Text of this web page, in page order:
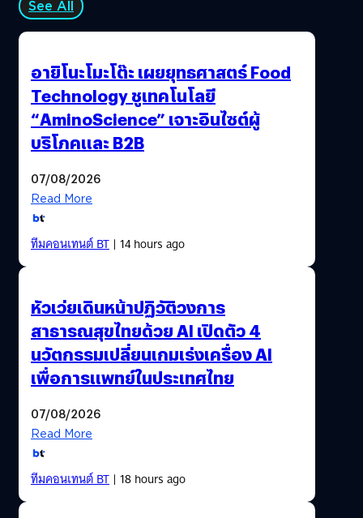
See All
อายิโนะโมะโต๊ะ เผยยุทธศาสตร์ Food
Technology ชูเทคโนโลยี
“AminoScience” เจาะอินไซต์ผู้
บริโภคและ B2B
07/08/2026
Read More
ทีมคอนเทนต์ BT| 14 hours ago
หัวเว่ยเดินหน้าปฏิวัติวงการ
สาธารณสุขไทยด้วย AI เปิดตัว 4
นวัตกรรมเปลี่ยนเกมเร่งเครื่อง AI
เพื่อการแพทย์ในประเทศไทย
07/08/2026
Read More
ทีมคอนเทนต์ BT| 18 hours ago